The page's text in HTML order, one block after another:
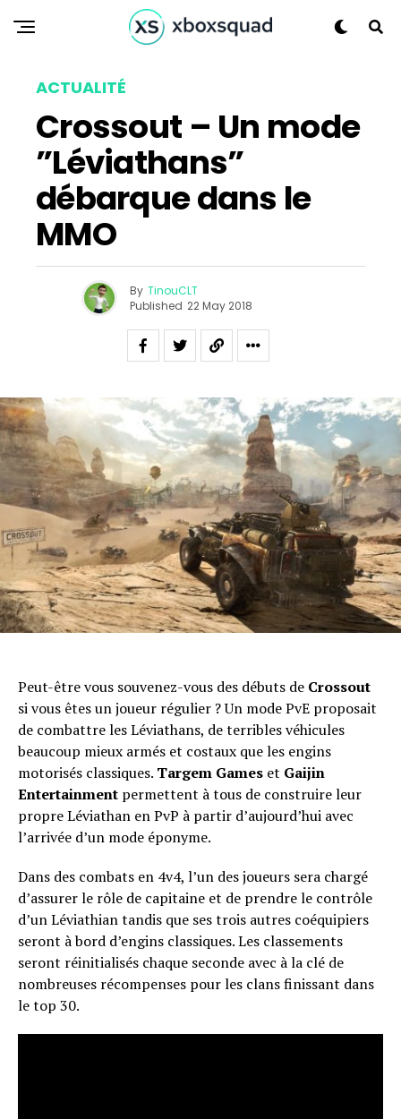
ACTUALITÉ
Crossout – Un mode
”Léviathans”
débarque dans le
MMO
By TinouCLT
Published 22 May 2018
Peut-être vous souvenez-vous des débuts de Crossout
si vous êtes un joueur régulier ? Un mode PvE proposait
de combattre les Léviathans, de terribles véhicules
beaucoup mieux armés et costaux que les engins
motorisés classiques. Targem Games et Gaijin
Entertainment permettent à tous de construire leur
propre Léviathan en PvP à partir d’aujourd’hui avec
l’arrivée d’un mode éponyme.
Dans des combats en 4v4, l’un des joueurs sera chargé
d’assurer le rôle de capitaine et de prendre le contrôle
d’un Léviathian tandis que ses trois autres coéquipiers
seront à bord d’engins classiques. Les classements
seront réinitialisés chaque seconde avec à la clé de
nombreuses récompenses pour les clans finissant dans
le top 30.
Flipboard
Reddit
Email